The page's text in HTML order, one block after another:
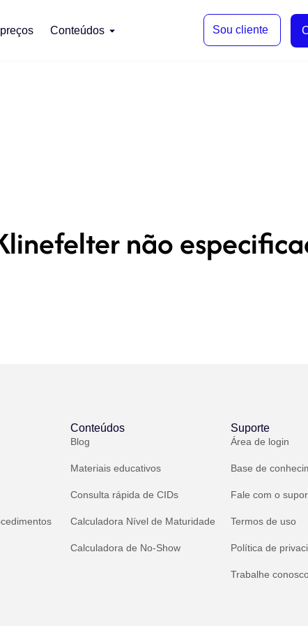
Conteúdos Sou cliente
não
Conteúdos
Blog
Materiais educativos
Consulta rápida de CIDs
Calculadora Nível de Maturidade
Calculadora de No-Show
Suporte
Área de login
Base de
Fale com o
Termos de uso
Política de
Trabalhe